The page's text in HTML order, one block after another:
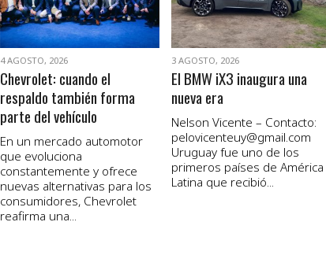
4 AGOSTO, 2026
Chevrolet: cuando el
respaldo también forma
parte del vehículo
En un mercado automotor
que evoluciona
constantemente y ofrece
nuevas alternativas para los
consumidores, Chevrolet
reafirma una...
3 AGOSTO, 2026
El BMW iX3 inaugura una
nueva era
Nelson Vicente – Contacto:
pelovicenteuy@gmail.com
Uruguay fue uno de los
primeros países de América
Latina que recibió...